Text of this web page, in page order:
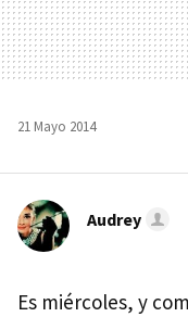
21 Mayo 2014
Audrey
Es miércoles, y